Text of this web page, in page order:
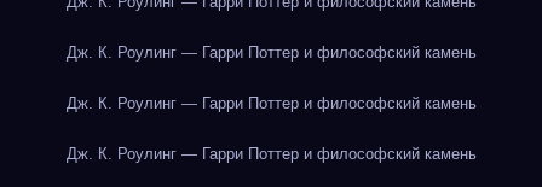
Дж. К. Роулинг — Гарри Поттер и философский камень
Дж. К. Роулинг — Гарри Поттер и философский камень
Дж. К. Роулинг — Гарри Поттер и философский камень